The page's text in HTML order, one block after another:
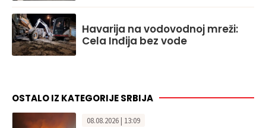
Havarija na vodovodnoj mreži:
Cela Inđija bez vode
OSTALO IZ KATEGORIJE SRBIJA
08.08.2026 | 13:09